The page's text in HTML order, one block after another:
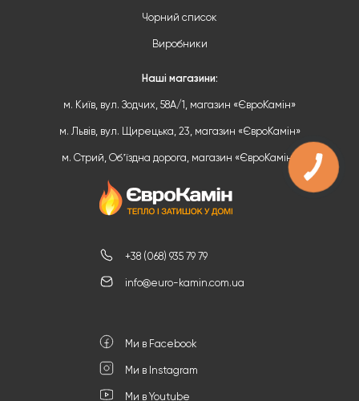
+38 (068) 935 79 79
info@euro-kamin.com.ua
Ми в Facebook
Ми в Instagram
Ми в Youtube
Чорний список
Виробники
Наші магазини:
м. Київ, вул. Зодчих, 58А/1, магазин «ЄвроКамін»
м. Львів, вул. Щирецька, 23, магазин «ЄвроКамін»
м. Стрий, Обʼїздна дорога, магазин «ЄвроКамін»